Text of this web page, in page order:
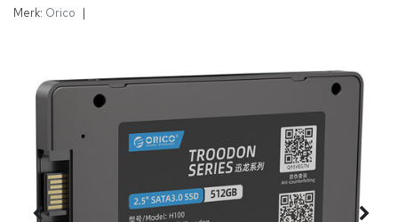
Merk: Orico |